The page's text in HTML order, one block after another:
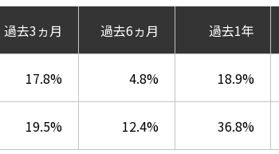
過去3ヵ月
17.8%
19.5%
過去6ヵ月
4.8%
12.4%
過去1年
18.9%
36.8%